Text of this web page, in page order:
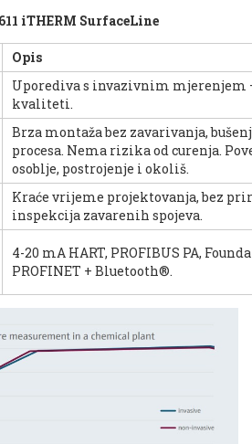
iTHERM SurfaceLine
Opis
Uporediva s invazivnim mjerenjem
kvaliteti.
Brza montaža bez zavarivanja,
procesa. Nema rizika od curenja.
osoblje, postrojenje i okoliš.
Kraće vrijeme projektovanja, bez
inspekcija zavarenih spojeva.
4-20 mA HART, PROFIBUS PA,
PROFINET + Bluetooth®.